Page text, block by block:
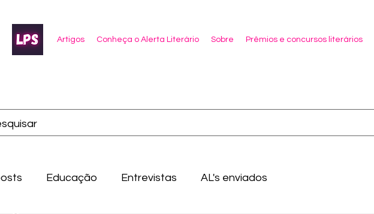
Artigos Conheça o Alerta Literário Sobre Prêmios e concursos literários
Educação Entrevistas AL's enviados